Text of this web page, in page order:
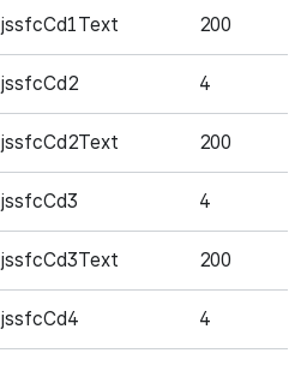
jssfcCd1Text 200
jssfcCd2 4
jssfcCd2Text 200
jssfcCd3 4
jssfcCd3Text 200
jssfcCd4 4